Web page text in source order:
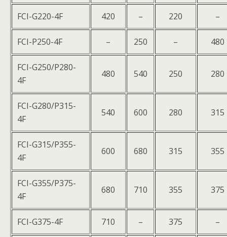
FCI-G220-4F 420 – 220 –
FCI-P250-4F – 250 – 480
FCI-G250/P280-
4F
480 540 250 280
FCI-G280/P315-
4F
540 600 280 315
FCI-G315/P355-
4F
600 680 315 355
FCI-G355/P375-
4F
680 710 355 375
FCI-G375-4F 710 – 375 –